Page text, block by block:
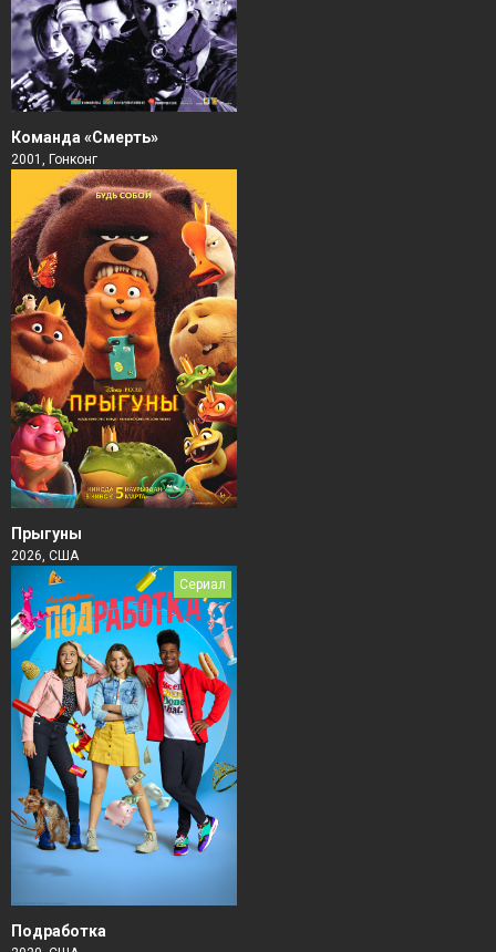
Команда «Смерть»
2001, Гонконг
Прыгуны
2026, США
Сериал
Подработка